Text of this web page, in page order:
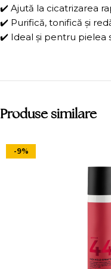
✔️ Ajută la cicatrizarea
✔️ Purifică, tonifică și
✔️ Ideal și pentru pielea
Produse similare
-9%